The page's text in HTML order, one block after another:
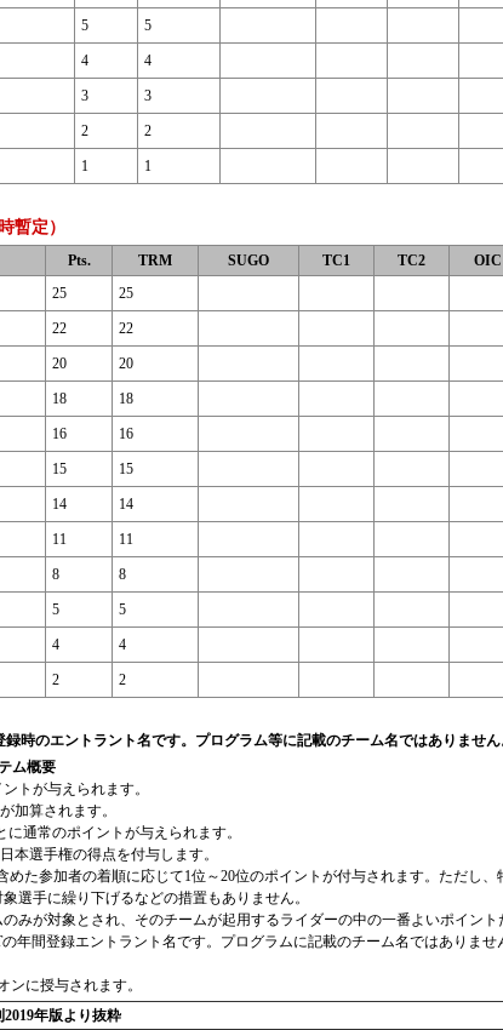
5 5
4 4
3 3
2 2
1 1
暫定）
Pts. TRM SUGO TC1 TC2 OIC
25 25
22 22
20 20
18 18
16 16
15 15
14 14
11 11
8 8
5 5
4 4
2 2
時のエントラント名です。プログラム等に記載のチーム名ではありません
ム概要
トが与えられます。
加算されます。
通常のポイントが与えられます。
本選手権の得点を付与します。
た参加者の着順に応じて1位～20位のポイントが付与されます。ただし
選手に繰り下げるなどの措置もありません。
みが対象とされ、そのチームが起用するライダーの中の一番よいポイント
年間登録エントラント名です。プログラムに記載のチーム名ではありませ
ンに授与されます。
年版より抜粋